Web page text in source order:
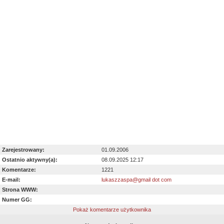
Zarejestrowany:
01.09.2006
Ostatnio aktywny(a):
08.09.2025 12:17
Komentarze:
1221
E-mail:
lukaszzaspa@gmail dot com
Strona WWW:
Numer GG:
Pokaż komentarze użytkownika